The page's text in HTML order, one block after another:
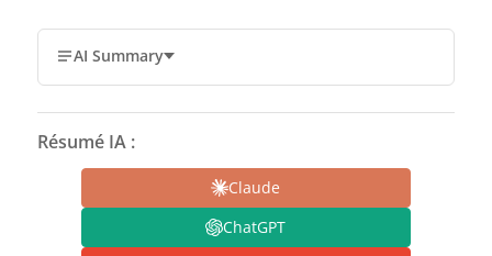
AI Summary
Résumé IA :
Claude
ChatGPT